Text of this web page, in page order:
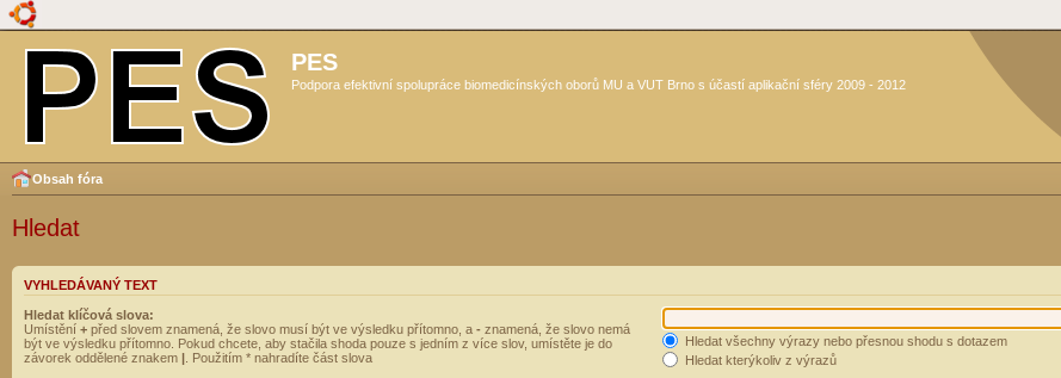
PES
Podpora efektivní spolupráce biomedicínských oborů MU a VUT Brno s účastí aplikační sféry 2009 - 2012
Obsah fóra
Hledat
VYHLEDÁVANÝ TEXT
Hledat klíčová slova:
Umístění + před slovem znamená, že slovo musí být ve výsledku přítomno, a - znamená, že slovo nemá
být ve výsledku přítomno. Pokud chcete, aby stačila shoda pouze s jedním z více slov, umístěte je do
závorek oddělené znakem | . Použitím * nahradíte část slova
Hledat všechny výrazy nebo přesnou shodu s dotazem
Hledat kterýkoliv z výrazů